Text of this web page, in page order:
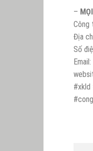
–
Công
Địa
Số
#xkld